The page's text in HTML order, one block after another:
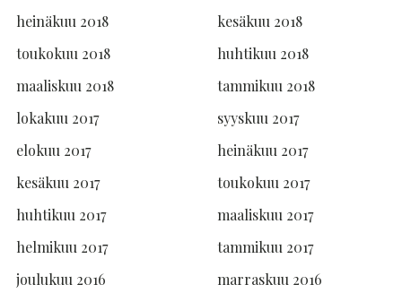
heinäkuu 2018
kesäkuu 2018
toukokuu 2018
huhtikuu 2018
maaliskuu 2018
tammikuu 2018
lokakuu 2017
syyskuu 2017
elokuu 2017
heinäkuu 2017
kesäkuu 2017
toukokuu 2017
huhtikuu 2017
maaliskuu 2017
helmikuu 2017
tammikuu 2017
joulukuu 2016
marraskuu 2016